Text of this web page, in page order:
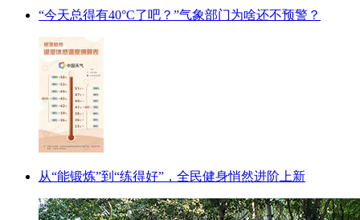
“今天总得有40°C了吧？”气象部门为啥还不预警？
从“能锻炼”到“练得好”，全民健身悄然进阶上新